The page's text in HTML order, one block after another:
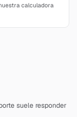
calculadora
suele responder